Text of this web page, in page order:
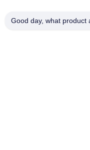
Good day, what product